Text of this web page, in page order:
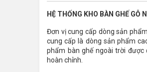
HỆ THỐNG KHO BÀN GHẾ GỖ
Đơn vị cung cấp dòng sản phẩm
cung cấp là dòng sản phẩm
phẩm bàn ghế ngoài trời
hoàn chỉnh.